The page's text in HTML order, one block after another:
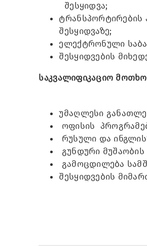
შესყიდვა;
ტრანსპორტირების
შესყიდვაზე;
ელექტრონული
შესყიდვების
საკვალიფიკაციო
უმაღლესი
ოფისის
რუსული და
გუნდური მუშაობის
გამოცდილება
შესყიდვების